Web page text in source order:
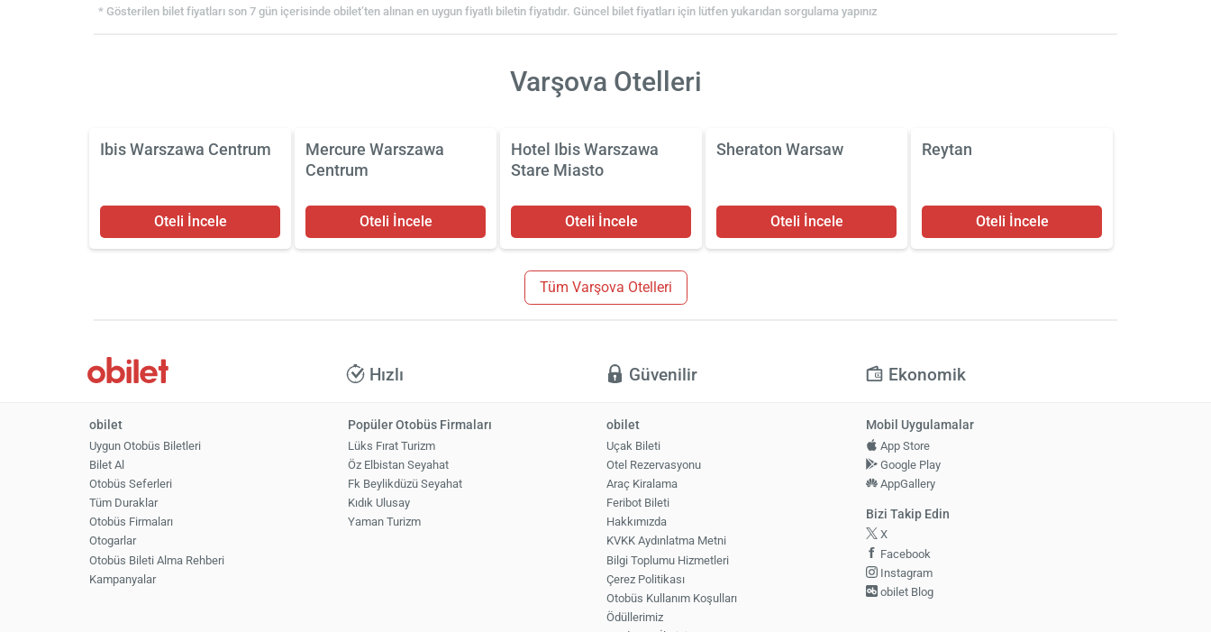
* Gösterilen bilet fiyatları son 7 gün içerisinde obilet’ten alınan en uygun fiyatlı biletin fiyatıdır. Güncel bilet fiyatları için lütfen yukarıdan sorgulama yapınız
Varşova Otelleri
Ibis Warszawa Centrum
Oteli İncele
Mercure Warszawa
Centrum
Oteli İncele
Hotel Ibis Warszawa
Stare Miasto
Oteli İncele
Sheraton Warsaw
Oteli İncele
Reytan
Oteli İncele
Tüm Varşova Otelleri
Hızlı Güvenilir Ekonomik
obilet
Uygun Otobüs Biletleri
Bilet Al
Otobüs Seferleri
Tüm Duraklar
Otobüs Firmaları
Otogarlar
Otobüs Bileti Alma Rehberi
Kampanyalar
Popüler Otobüs Firmaları
Lüks Fırat Turizm
Öz Elbistan Seyahat
Fk Beylikdüzü Seyahat
Kıdık Ulusay
Yaman Turizm
obilet
Uçak Bileti
Otel Rezervasyonu
Araç Kiralama
Feribot Bileti
Hakkımızda
KVKK Aydınlatma Metni
Bilgi Toplumu Hizmetleri
Çerez Politikası
Otobüs Kullanım Koşulları
Ödüllerimiz
Mobil Uygulamalar
App Store
Google Play
AppGallery
Bizi Takip Edin
X
Facebook
Instagram
obilet Blog